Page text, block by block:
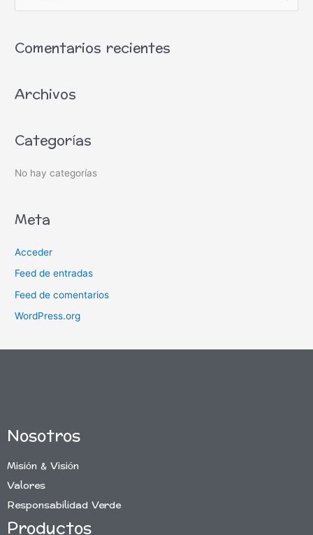
c
r
r
:
Comentarios recientes
Archivos
Categorías
No hay categorías
Meta
Acceder
Feed de entradas
Feed de comentarios
WordPress.org
Nosotros
Misión & Visión
Valores
Responsabilidad Verde
Productos